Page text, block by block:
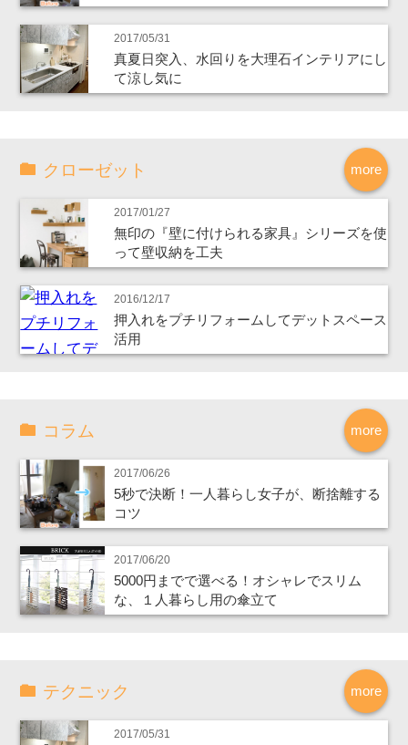
2017/05/31
真夏日突入、水回りを大理石インテリアにし
て涼し気に
more
クローゼット
2017/01/27
無印の『壁に付けられる家具』シリーズを使
って壁収納を工夫
2016/12/17
押入れをプチリフォームしてデットスペース
活用
more
コラム
2017/06/26
5秒で決断！一人暮らし女子が、断捨離する
コツ
2017/06/20
5000円までで選べる！オシャレでスリム
な、１人暮らし用の傘立て
more
テクニック
2017/05/31